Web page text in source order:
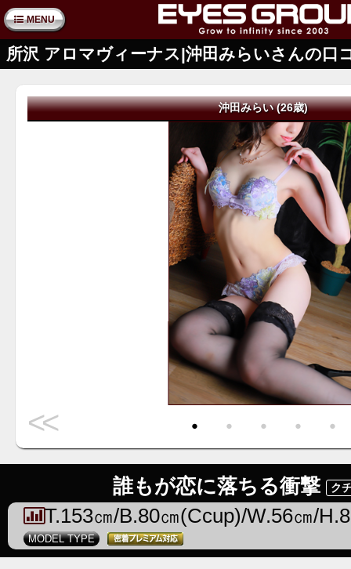
MENU
所沢 アロマヴィーナス|沖田みらいさんの口
沖田みらい (26歳)
<< ・ ・ ・ ・ ・
誰もが恋に落ちる衝撃 ク
T.153㎝/B.80㎝(Ccup)/W.56㎝/
MODEL TYPE